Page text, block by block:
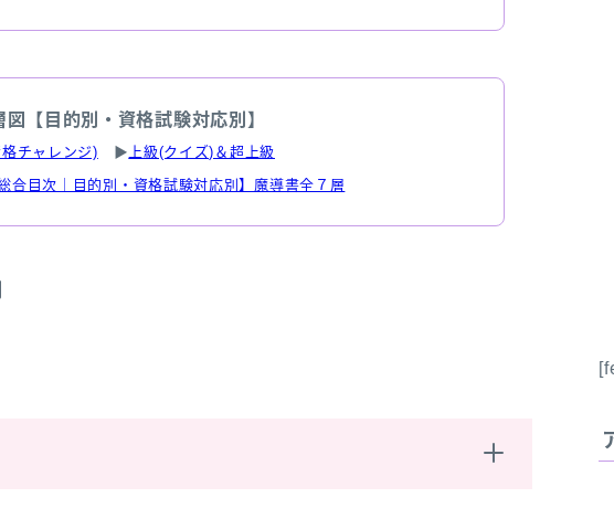
【目的別・資格試験対応別】
格チャレンジ) ▶ 上級(クイズ)＆超上級
合目次｜目的別・資格試験対応別】魔導書全７層